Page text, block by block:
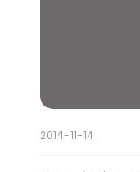
2014-11-14